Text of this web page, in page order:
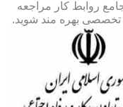
روابط کار مراجعه
تخصصی بهره مند شوید.